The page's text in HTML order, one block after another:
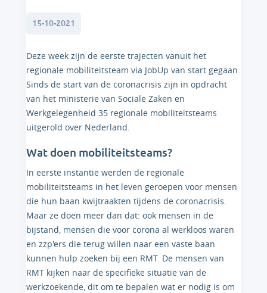
15-10-2021
Deze week zijn de eerste trajecten vanuit het
regionale mobiliteitsteam via JobUp van start gegaan.
Sinds de start van de coronacrisis zijn in opdracht
van het ministerie van Sociale Zaken en
Werkgelegenheid 35 regionale mobiliteitsteams
uitgerold over Nederland.
Wat doen mobiliteitsteams?
In eerste instantie werden de regionale
mobiliteitsteams in het leven geroepen voor mensen
die hun baan kwijtraakten tijdens de coronacrisis.
Maar ze doen meer dan dat: ook mensen in de
bijstand, mensen die voor corona al werkloos waren
en zzp'ers die terug willen naar een vaste baan
kunnen hulp zoeken bij een RMT. De mensen van
RMT kijken naar de specifieke situatie van de
werkzoekende, dit om te bepalen wat er nodig is om